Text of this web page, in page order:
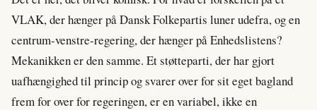
VLAK, der hænger på Dansk Folkepartis luner udefra, og en
centrum-venstre-regering, der hænger på Enhedslistens?
Mekanikken er den samme. Et støtteparti, der har gjort
uafhængighed til princip og svarer over for sit eget bagland
frem for over for regeringen, er en variabel, ikke en